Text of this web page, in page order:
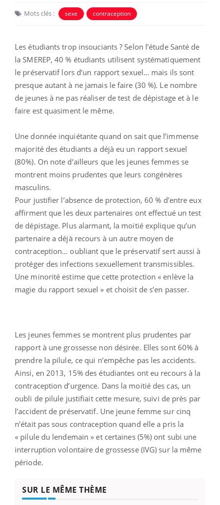
Mots clés : sexe contraception
Les étudiants trop insouciants ? Selon l’étude Santé de
la SMEREP, 40 % étudiants utilisent systématiquement
le préservatif lors d’un rapport sexuel… mais ils sont
presque autant à ne jamais le faire (30 %). Le nombre
de jeunes à ne pas réaliser de test de dépistage et à le
faire est quasiment le même.
Une donnée inquiétante quand on sait que l’immense
majorité des étudiants a déjà eu un rapport sexuel
(80%). On note d’ailleurs que les jeunes femmes se
montrent moins prudentes que leurs congénères
masculins.
Pour justifier l’absence de protection, 60 % d'entre eux
affirment que les deux partenaires ont effectué un test
de dépistage. Plus alarmant, la moitié explique qu’un
partenaire a déjà recours à un autre moyen de
contraception… oubliant que le préservatif sert aussi à
protéger des infections sexuellement transmissibles.
Une minorité estime que cette protection « enlève la
magie du rapport sexuel » et choisit de s’en passer.
Les jeunes femmes se montrent plus prudentes par
rapport à une grossesse non désirée. Elles sont 60% à
prendre la pilule, ce qui n’empêche pas les accidents.
Ainsi, en 2013, 15% des étudiantes ont eu recours à la
contraception d’urgence. Dans la moitié des cas, un
oubli de pilule justifiait cette mesure, suivi de près par
l’accident de préservatif. Une jeune femme sur cinq
n’était pas sous contraception quand elle a pris la
« pilule du lendemain » et certaines (5%) ont subi une
interruption volontaire de grossesse (IVG) sur la même
période.
SUR LE MÊME THÈME